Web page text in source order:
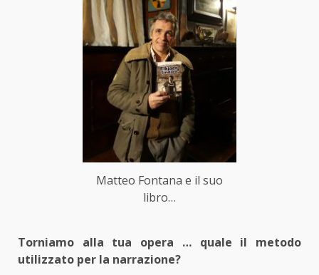
Matteo Fontana e il suo
libro…
Torniamo alla tua opera … quale il metodo
utilizzato per la narrazione?